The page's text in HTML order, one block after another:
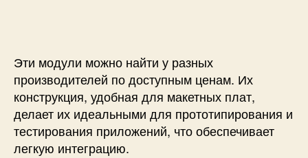
Эти модули можно найти у разных
производителей по доступным ценам. Их
конструкция, удобная для макетных плат,
делает их идеальными для прототипирования и
тестирования приложений, что обеспечивает
легкую интеграцию.